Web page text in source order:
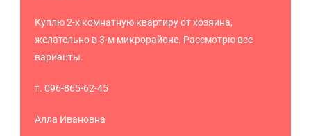
Куплю 2-х комнатную квартиру от хозяина,
желательно в 3-м микрорайоне. Рассмотрю все
варианты.
т. 096-865-62-45
Алла Ивановна